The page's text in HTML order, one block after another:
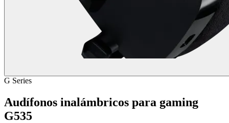
G Series
Audífonos inalámbricos para gaming
G535